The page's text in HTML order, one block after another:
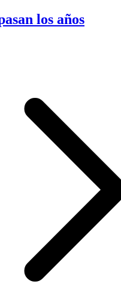
los años